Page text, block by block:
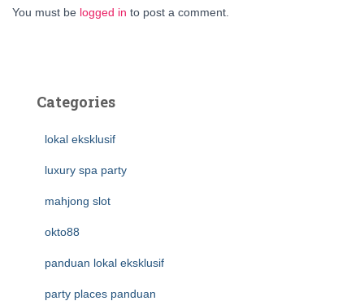
You must be logged in to post a comment.
Categories
lokal eksklusif
luxury spa party
mahjong slot
okto88
panduan lokal eksklusif
party places panduan